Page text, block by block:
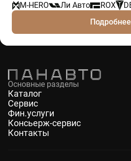
M-HERO
Ли Авто ROX
Подробнее
Основные разделы
Каталог
Сервис
Фин.услуги
Консьерж-сервис
Контакты